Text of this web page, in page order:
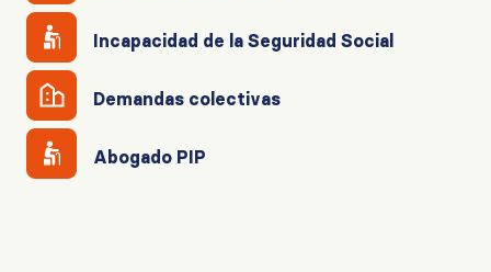
Incapacidad de la Seguridad Social
Demandas colectivas
Abogado PIP